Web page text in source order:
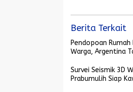
Berita Terkait
Pendopoan
Warga, Argentina
Survei Seismik 3D
Prabumulih Siap